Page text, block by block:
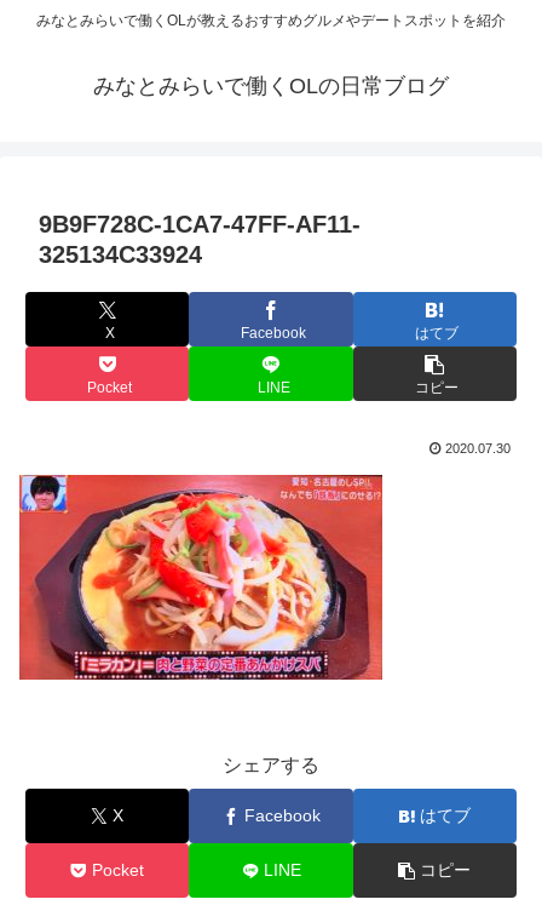
みなとみらいで働くOLが教えるおすすめグルメやデートスポットを紹介
みなとみらいで働くOLの日常ブログ
9B9F728C-1CA7-47FF-AF11-
325134C33924
X Facebook はてブ
Pocket LINE コピー
2020.07.30
シェアする
X Facebook はてブ
Pocket LINE コピー